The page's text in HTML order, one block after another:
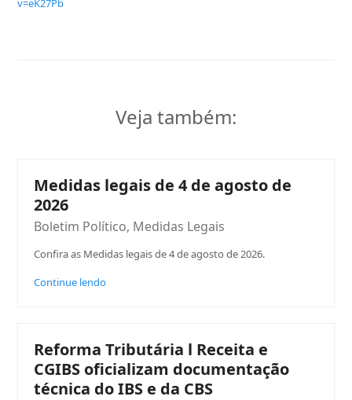
v=eK27Pb
Veja também:
Medidas legais de 4 de agosto de
2026
Boletim Político, Medidas Legais
Confira as Medidas legais de 4 de agosto de 2026.
Continue lendo
Reforma Tributária l Receita e
CGIBS oficializam documentação
técnica do IBS e da CBS